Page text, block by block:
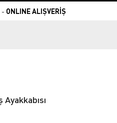
- ONLINE ALIŞVERİŞ